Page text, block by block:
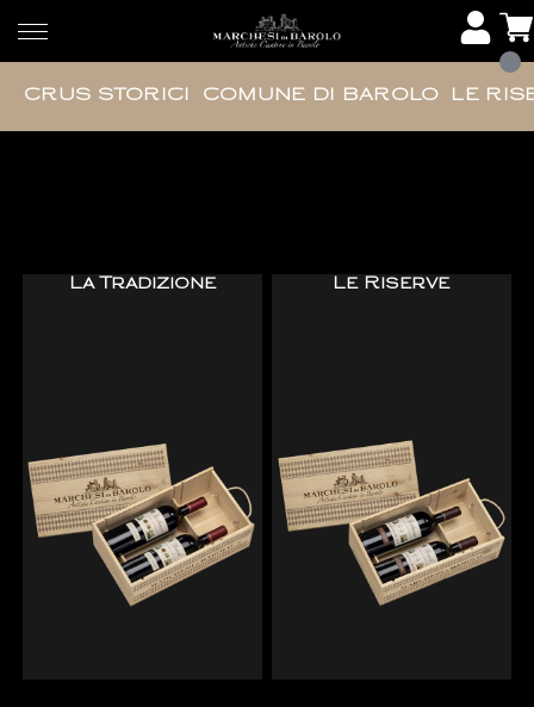
CRUS STORICI COMUNE DI BAROLO LE
La Tradizione Le Riserve